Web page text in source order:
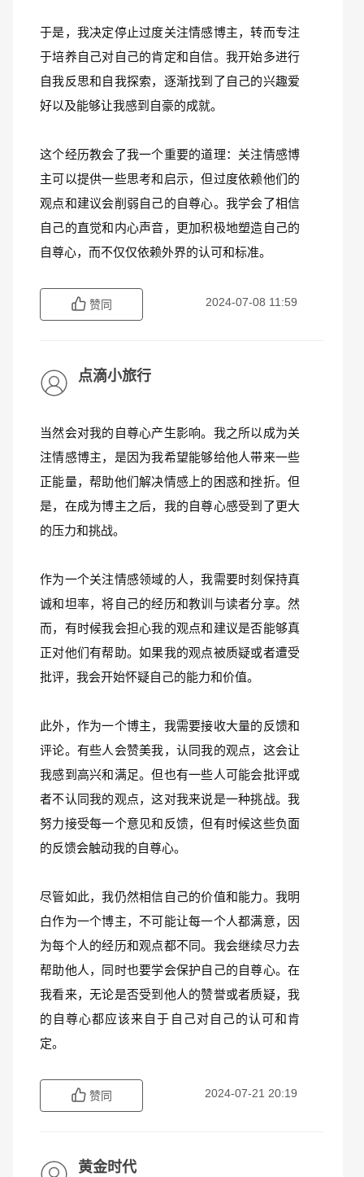
于是，我决定停止过度关注情感博主，转而专注
于培养自己对自己的肯定和自信。我开始多进行
自我反思和自我探索，逐渐找到了自己的兴趣爱
好以及能够让我感到自豪的成就。
这个经历教会了我一个重要的道理：关注情感博
主可以提供一些思考和启示，但过度依赖他们的
观点和建议会削弱自己的自尊心。我学会了相信
自己的直觉和内心声音，更加积极地塑造自己的
自尊心，而不仅仅依赖外界的认可和标准。
赞同 2024-07-08 11:59
点滴小旅行
当然会对我的自尊心产生影响。我之所以成为关
注情感博主，是因为我希望能够给他人带来一些
正能量，帮助他们解决情感上的困惑和挫折。但
是，在成为博主之后，我的自尊心感受到了更大
的压力和挑战。
作为一个关注情感领域的人，我需要时刻保持真
诚和坦率，将自己的经历和教训与读者分享。然
而，有时候我会担心我的观点和建议是否能够真
正对他们有帮助。如果我的观点被质疑或者遭受
批评，我会开始怀疑自己的能力和价值。
此外，作为一个博主，我需要接收大量的反馈和
评论。有些人会赞美我，认同我的观点，这会让
我感到高兴和满足。但也有一些人可能会批评或
者不认同我的观点，这对我来说是一种挑战。我
努力接受每一个意见和反馈，但有时候这些负面
的反馈会触动我的自尊心。
尽管如此，我仍然相信自己的价值和能力。我明
白作为一个博主，不可能让每一个人都满意，因
为每个人的经历和观点都不同。我会继续尽力去
帮助他人，同时也要学会保护自己的自尊心。在
我看来，无论是否受到他人的赞誉或者质疑，我
的自尊心都应该来自于自己对自己的认可和肯
定。
赞同 2024-07-21 20:19
黄金时代